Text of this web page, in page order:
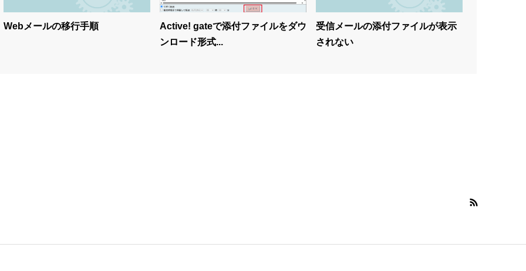
Webメールの移行手順
Active! gateで添付ファイルをダウ
ンロード形式...
受信メールの添付ファイルが表示
されない